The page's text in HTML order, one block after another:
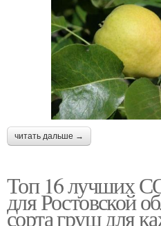
читать дальше →
Топ 16 лучших
для Ростовской
сорта груш для